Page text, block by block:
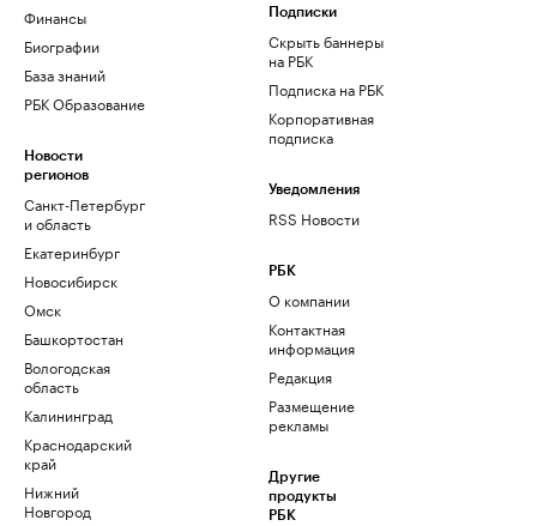
Финансы
Биографии
База знаний
РБК Образование
Новости
регионов
Санкт-Петербург
и область
Екатеринбург
Новосибирск
Омск
Башкортостан
Вологодская
область
Калининград
Краснодарский
край
Нижний
Новгород
Подписки
Скрыть баннеры
на РБК
Подписка на РБК
Корпоративная
подписка
Уведомления
RSS Новости
РБК
О компании
Контактная
информация
Редакция
Размещение
рекламы
Другие
продукты
РБК